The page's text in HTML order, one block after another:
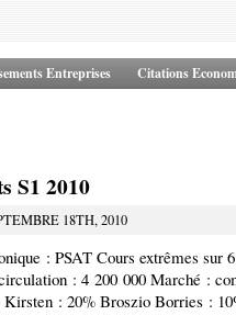
Entreprises Citations
S1 2010
18TH, 2010
: PSAT Cours extrêmes sur
: 4 200 000 Marché :
: 20% Broszio Borries :